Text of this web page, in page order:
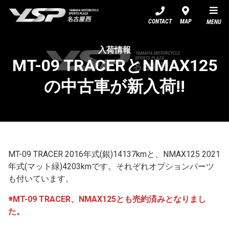
CONTACT MAP MENU
入荷情報
MT-09 TRACERとNMAX125
の中古車が新入荷!!
MT-09 TRACER 2016年式(銀)14137kmと、NMAX125 2021
年式(マット緑)4203kmです。それぞれオプションパーツ
も付いています。
※MT-09 TRACER、NMAX125とも売約済みとなりまし
た。